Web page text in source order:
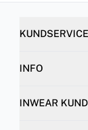
KUNDSERVICE
INFO
INWEAR